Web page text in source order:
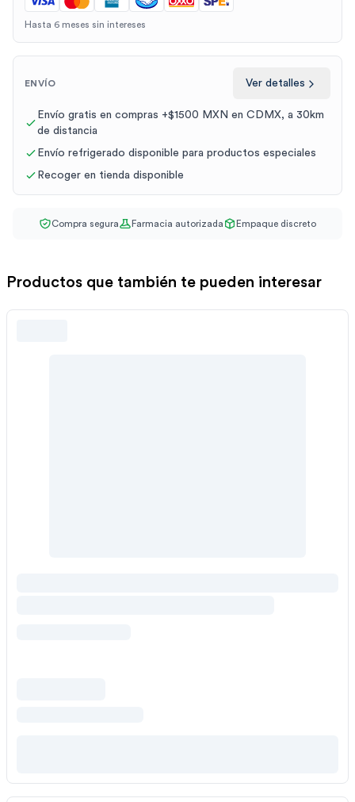
Hasta 6 meses sin intereses
ENVÍO Ver detalles
Envío gratis en compras +$1500 MXN en CDMX, a 30km
de distancia
Envío refrigerado disponible para productos especiales
Recoger en tienda disponible
Compra segura Farmacia autorizada Empaque discreto
Productos que también te pueden interesar